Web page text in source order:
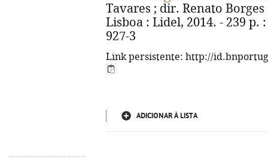
Tavares ; dir. Renato
Lisboa : Lidel, 2014. - 239 p.
927-3
Link persistente: http://
ADICIONAR À LISTA